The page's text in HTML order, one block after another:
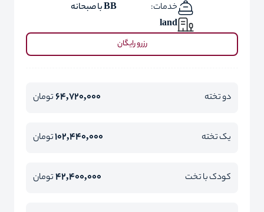
خدمات:
BB با صبحانه
land
رزرو رایگان
دو تخته 64,720,000تومان
یک تخته 102,440,000تومان
کودک با تخت 42,400,000تومان